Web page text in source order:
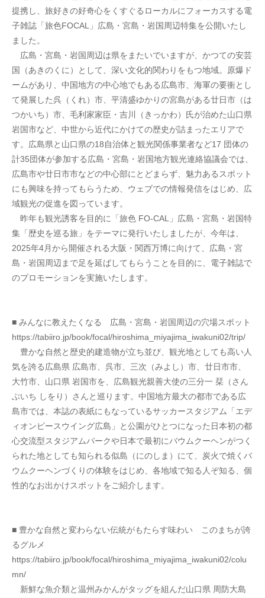
提携し、旅好きの好奇心をくすぐるローカルにフォーカスする電
子雑誌「旅色FOCAL」広島・宮島・岩国周辺特集を公開いたし
ました。
広島・宮島・岩国周辺は県をまたいでいますが、かつての安芸
国（あきのくに）として、深い文化的関わりをもつ地域。原爆ド
ームがあり、中国地方の中心地でもある広島市、海軍の要衝とし
て発展した呉（くれ）市、平清盛ゆかりの宮島がある廿日市（は
つかいち）市、毛利家家臣・吉川（きっかわ）氏が治めた山口県
岩国市など、中世から近代にかけての歴史が詰まったエリアで
す。広島県と山口県の18自治体と観光関係事業者など17 団体の
計35団体が参加する広島・宮島・岩国地方観光連絡協議会では、
広島市や廿日市市などの中心部にとどまらず、魅力あるスポット
にも興味を持ってもらうため、ウェブでの情報発信をはじめ、広
域観光の促進を図っています。
昨年も観光誘客を目的に「旅色 FO-CAL」広島・宮島・岩国特
集「歴史を巡る旅」をテーマに発行いたしましたが、今年は、
2025年4月から開催される大阪・関西万博に向けて、広島・宮
島・岩国周辺まで足を延ばしてもらうことを目的に、電子雑誌で
のプロモーションを実施いたします。
■ みんなに教えたくなる　広島・宮島・岩国周辺の穴場スポット
https://tabiiro.jp/book/focal/hiroshima_miyajima_iwakuni02/trip/
豊かな自然と歴史的建造物が立ち並び、観光地としても高い人
気を誇る広島県 広島市、呉市、三次（みよし）市、廿日市市、
大竹市、山口県 岩国市を、広島観光親善大使の三分一 栞（さん
ぶいち しをり）さんと巡ります。中国地方最大の都市である広
島市では、本誌の表紙にもなっているサッカースタジアム「エデ
ィオンピースウイング広島」と公園がひとつになった日本初の都
心交流型スタジアムパークや日本で最初にバウムクーヘンがつく
られた地としても知られる似島（にのしま）にて、炭火で焼くバ
ウムクーヘンづくりの体験をはじめ、各地域で知る人ぞ知る、個
性的なお出かけスポットをご紹介します。
■ 豊かな自然と変わらない伝統がもたらす味わい　このまちが誇
るグルメ
https://tabiiro.jp/book/focal/hiroshima_miyajima_iwakuni02/colu
mn/
新鮮な魚介類と温州みかんがタッグを組んだ山口県 周防大島